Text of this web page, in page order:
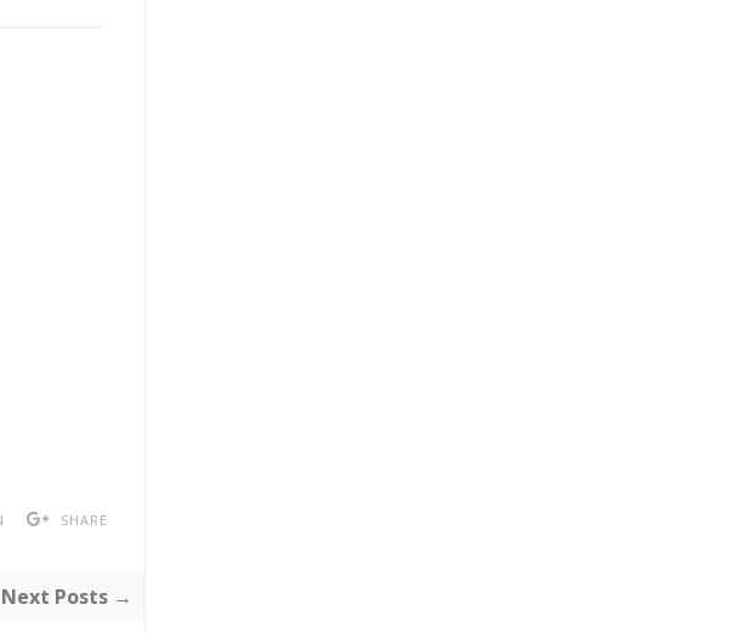
SHARE
Next Posts →